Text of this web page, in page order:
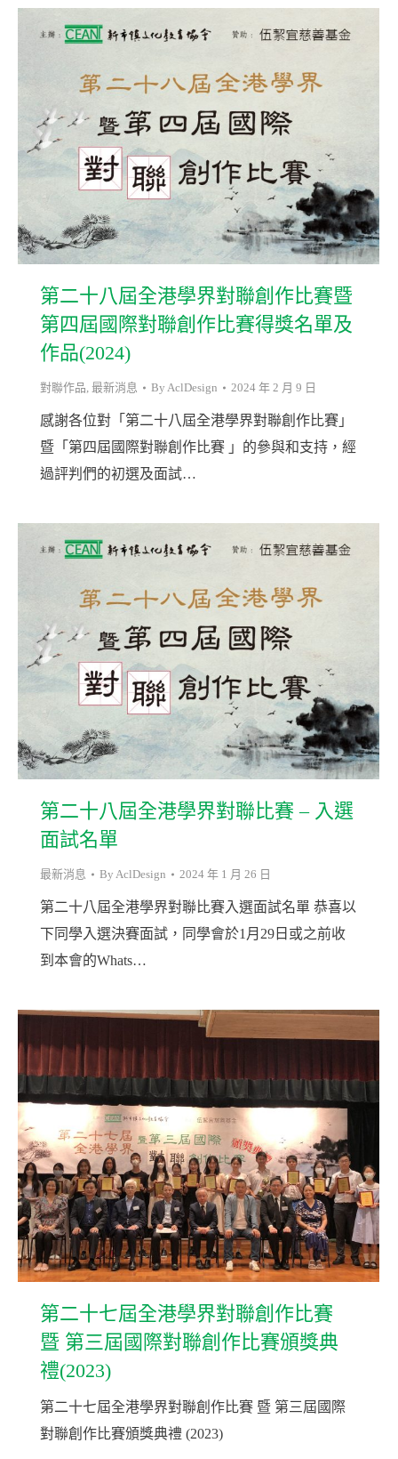
第二十八屆全港學界對聯創作比賽暨
第四屆國際對聯創作比賽得獎名單及
作品(2024)
對聯作品, 最新消息 By AclDesign 2024 年 2 月 9 日
感謝各位對「第二十八屆全港學界對聯創作比賽」
暨「第四屆國際對聯創作比賽 」的參與和支持，經
過評判們的初選及面試…
第二十八屆全港學界對聯比賽 – 入選
面試名單
最新消息 By AclDesign 2024 年 1 月 26 日
第二十八屆全港學界對聯比賽入選面試名單 恭喜以
下同學入選決賽面試，同學會於1月29日或之前收
到本會的Whats…
第二十七屆全港學界對聯創作比賽
暨 第三屆國際對聯創作比賽頒獎典
禮(2023)
第二十七屆全港學界對聯創作比賽 暨 第三屆國際
對聯創作比賽頒獎典禮 (2023)